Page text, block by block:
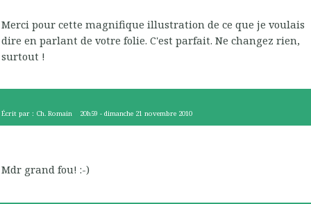
Merci pour cette magnifique illustration de ce que je voulais
dire en parlant de votre folie. C'est parfait. Ne changez rien,
surtout !
Écrit par : Ch. Romain 20h59 -dimanche 21 novembre 2010
Mdr grand fou! :-)